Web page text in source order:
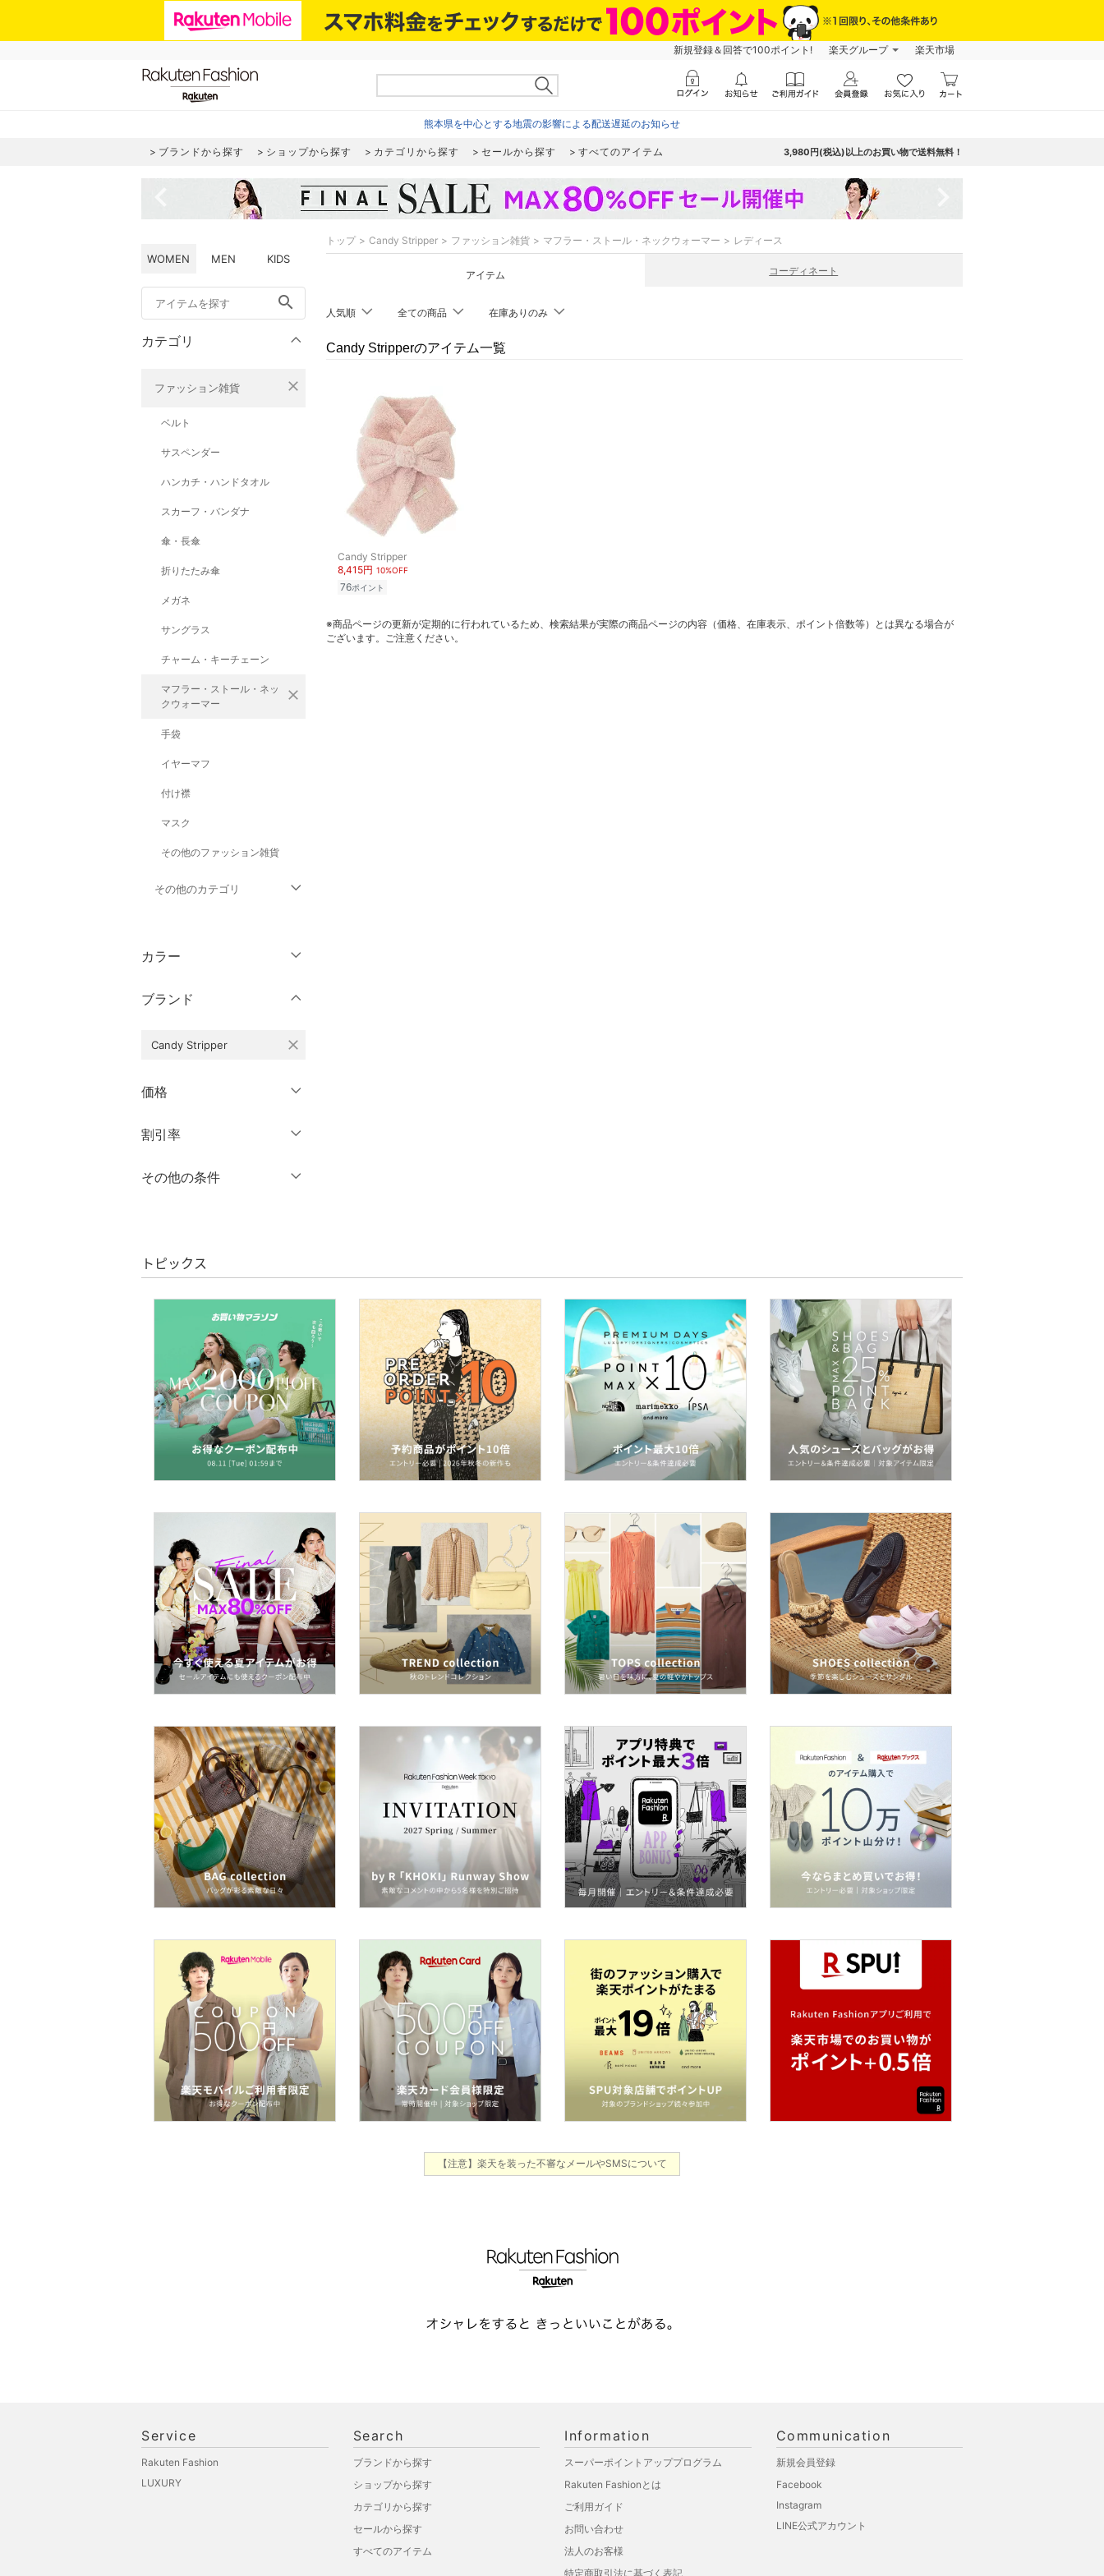
新規登録＆回答で100ポイント! 楽天グループ 楽天市場
熊本県を中心とする地震の影響による配送遅延のお知らせ
ブランドから探す ショップから探す カテゴリから探す セールから探す すべてのアイテム 3,980円(税込)以上のお買い物で送料無料！
WOMEN MEN KIDS
search
カテゴリ
ファッション雑貨 close
ベルト
サスペンダー
ハンカチ・ハンドタオル
スカーフ・バンダナ
傘・長傘
折りたたみ傘
メガネ
サングラス
チャーム・キーチェーン
マフラー・ストール・ネッ
クウォーマー
close
手袋
イヤーマフ
付け襟
マスク
その他のファッション雑貨
その他のカテゴリ
パンツ
ワンピース・ドレス
スカート
ーオール
バッグ
アクセサリー・腕時計
財布・ポーチ・ケース
帽子
ヘアアクセサリー
マタニティウェア・ベビ
スーツ・フォーマル
水着・スイムグッズ
着物・浴衣・和装小物
スキンケア
ベースメイク
メイクアップ
ネイル
ボディケア・オーラルケ
ア
ヘアケア
フレグランス
メイク道具・美容器具
コフレ・キット・セット
食器・調理器具・キッチ
ン用品
インテリア・生活雑貨
スマホグッズ・オーディ
カラー
クリア
ブランド
Candy Stripper close
価格
絞り込み
割引率
％OFF～ ％OFF
その他の条件
クリア 絞り込み
トップ Candy Stripper ファッション雑貨 マフラー・ストール・ネックウォーマー レディース
アイテム コーディネート
人気順 全ての商品 在庫ありのみ
Candy Stripperのアイテム一覧
Candy Stripper
8,415円 10%OFF
76ポイント
※商品ページの更新が定期的に行われているため、検索結果が実際の商品ページの内容（価格、在庫表示、ポイント倍数等）とは異なる場合が
ございます。ご注意ください。
トピックス
【注意】楽天を装った不審なメールやSMSについて
Service
Rakuten Fashion
LUXURY
Search
ブランドから探す
ショップから探す
カテゴリから探す
セールから探す
すべてのアイテム
Information
スーパーポイントアッププログラム
Rakuten Fashionとは
ご利用ガイド
お問い合わせ
法人のお客様
特定商取引法に基づく表記
Communication
新規会員登録
Facebook
Instagram
LINE公式アカウント